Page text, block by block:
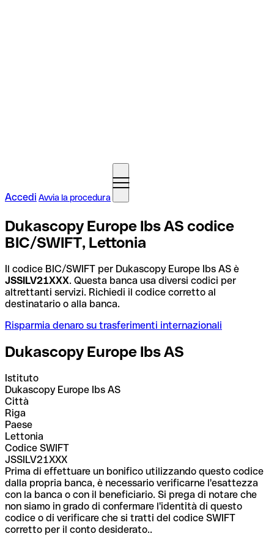
Accedi Avvia la procedura
Dukascopy Europe Ibs AS codice
BIC/SWIFT, Lettonia
Il codice BIC/SWIFT per Dukascopy Europe Ibs AS è
JSSILV21XXX. Questa banca usa diversi codici per
altrettanti servizi. Richiedi il codice corretto al
destinatario o alla banca.
Risparmia denaro su trasferimenti internazionali
Dukascopy Europe Ibs AS
Istituto
Dukascopy Europe Ibs AS
Città
Riga
Paese
Lettonia
Codice SWIFT
JSSILV21XXX
Prima di effettuare un bonifico utilizzando questo codice
dalla propria banca, è necessario verificarne l'esattezza
con la banca o con il beneficiario. Si prega di notare che
non siamo in grado di confermare l'identità di questo
codice o di verificare che si tratti del codice SWIFT
corretto per il conto desiderato..